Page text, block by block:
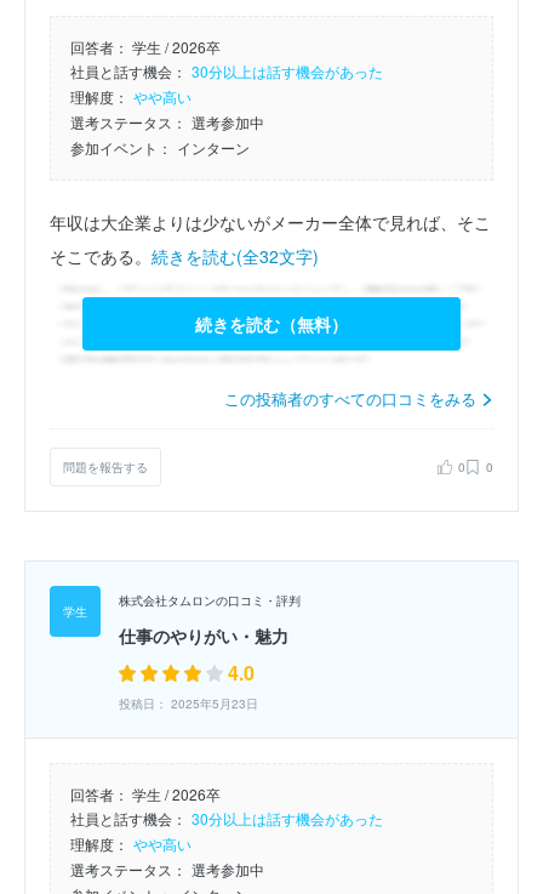
回答者： 学生 / 2026卒
社員と話す機会： 30分以上は話す機会があった
理解度： やや高い
選考ステータス： 選考参加中
参加イベント： インターン
年収は大企業よりは少ないがメーカー全体で見れば、そこ
そこである。 続きを読む(全32文字)
続きを読む（無料）
この投稿者のすべての口コミをみる
問題を報告する 0 0
株式会社タムロンの口コミ・評判
仕事のやりがい・魅力
4.0
投稿日： 2025年5月23日
回答者： 学生 / 2026卒
社員と話す機会： 30分以上は話す機会があった
理解度： やや高い
選考ステータス： 選考参加中